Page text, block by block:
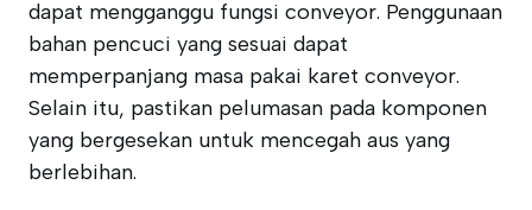
dapat mengganggu fungsi conveyor. Penggunaan
bahan pencuci yang sesuai dapat
memperpanjang masa pakai karet conveyor.
Selain itu, pastikan pelumasan pada komponen
yang bergesekan untuk mencegah aus yang
berlebihan.